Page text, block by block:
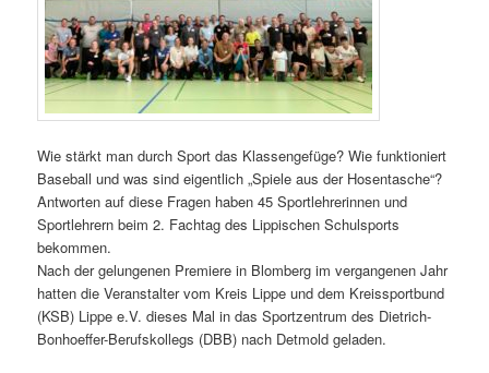
Wie stärkt man durch Sport das Klassengefüge? Wie funktioniert
Baseball und was sind eigentlich „Spiele aus der Hosentasche“?
Antworten auf diese Fragen haben 45 Sportlehrerinnen und
Sportlehrern beim 2. Fachtag des Lippischen Schulsports
bekommen.
Nach der gelungenen Premiere in Blomberg im vergangenen Jahr
hatten die Veranstalter vom Kreis Lippe und dem Kreissportbund
(KSB) Lippe e.V. dieses Mal in das Sportzentrum des Dietrich-
Bonhoeffer-Berufskollegs (DBB) nach Detmold geladen.